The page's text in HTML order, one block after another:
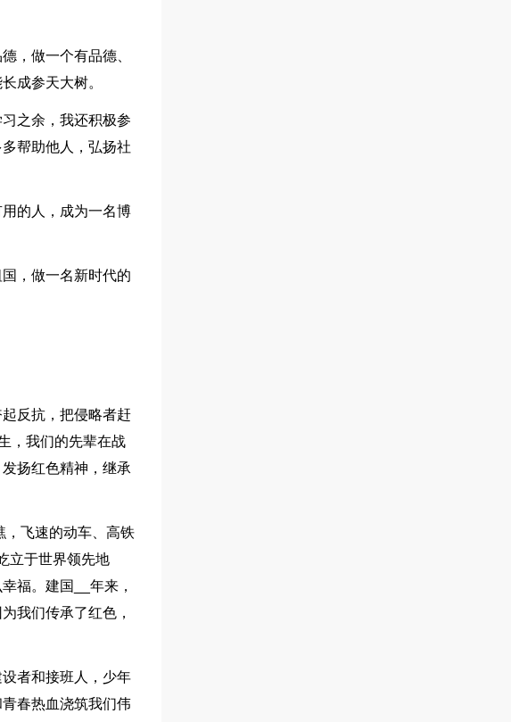
，做一个有品德、
成参天大树。
之余，我还积极参
帮助他人，弘扬社
的人，成为一名博
，做一名新时代的
反抗，把侵略者赶
，我们的先辈在战
扬红色精神，继承
，飞速的动车、高铁
立于世界领先地
福。建国__年来，
我们传承了红色，
者和接班人，少年
春热血浇筑我们伟